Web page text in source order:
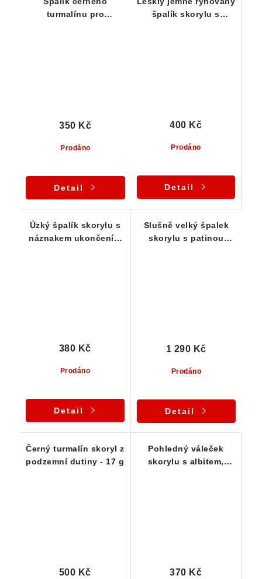
turmalínu pro
Prodáno
350 Kč
Detail
špalík skorylu s
Prodáno
400 Kč
Detail
Úzký špalík skorylu s
náznakem ukončení a
Prodáno
380 Kč
Detail
Slušně velký špalek
skorylu s patinou
Prodáno
1 290 Kč
Detail
Černý turmalín skoryl z
podzemní dutiny - 17 g
500 Kč
Pohledný váleček
skorylu s albitem,
370 Kč